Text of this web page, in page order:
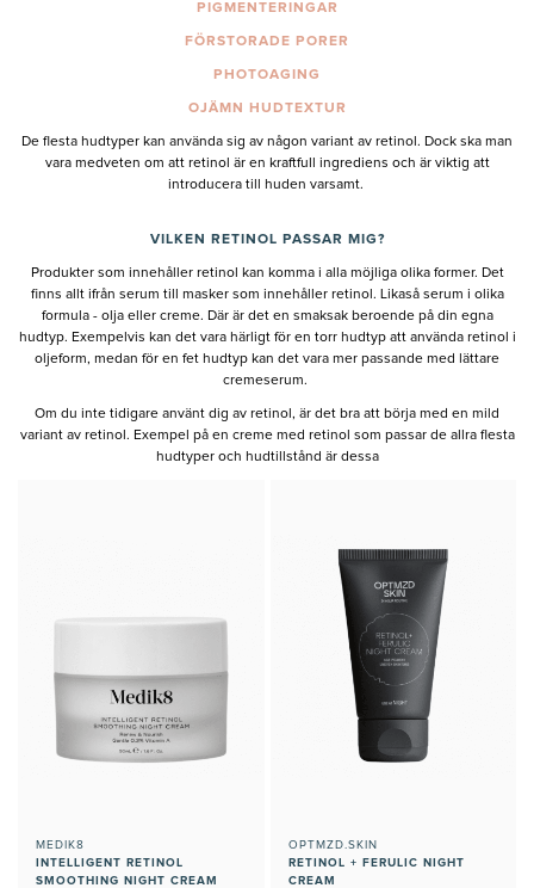
PIGMENTERINGAR
FÖRSTORADE PORER
PHOTOAGING
OJÄMN HUDTEXTUR
De flesta hudtyper kan använda sig av någon variant av retinol. Dock ska man
vara medveten om att retinol är en kraftfull ingrediens och är viktig att
introducera till huden varsamt.
VILKEN RETINOL PASSAR MIG?
Produkter som innehåller retinol kan komma i alla möjliga olika former. Det
finns allt ifrån serum till masker som innehåller retinol. Likaså serum i olika
formula - olja eller creme. Där är det en smaksak beroende på din egna
hudtyp. Exempelvis kan det vara härligt för en torr hudtyp att använda retinol i
oljeform, medan för en fet hudtyp kan det vara mer passande med lättare
cremeserum.
Om du inte tidigare använt dig av retinol, är det bra att börja med en mild
variant av retinol. Exempel på en creme med retinol som passar de allra flesta
hudtyper och hudtillstånd är dessa
MEDIK8
INTELLIGENT RETINOL
SMOOTHING NIGHT CREAM
OPTMZD.SKIN
RETINOL + FERULIC NIGHT
CREAM